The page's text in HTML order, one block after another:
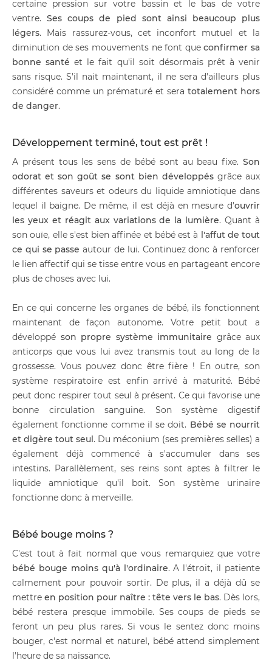
certaine pression sur votre bassin et le bas de votre
ventre.Ses coups de pied sont ainsi beaucoup plus
légers. Mais rassurez-vous, cet inconfort mutuel et la
diminution de ses mouvements ne font queconfirmer sa
bonne santéet le fait qu'il soit désormais prêt à venir
sans risque. S'il nait maintenant, il ne sera d'ailleurs plus
considéré comme un prématuré et sera totalement hors
de danger.
Développement terminé, tout est prêt !
A présent tous les sens de bébé sont au beau fixe. Son
odorat et son goût se sont bien développésgrâce aux
différentes saveurs et odeurs du liquide amniotique dans
lequel il baigne. De même, il est déjà en mesure d'ouvrir
les yeux et réagit aux variations de la lumière. Quant à
son ouïe, elle s'est bien affinée et bébé est à l'affut de tout
ce qui se passeautour de lui. Continuez donc à renforcer
le lien affectif qui se tisse entre vous en partageant encore
plus de choses avec lui.
En ce qui concerne les organes de bébé, ils fonctionnent
maintenant de façon autonome. Votre petit bout a
développé son propre système immunitaire grâce aux
anticorps que vous lui avez transmis tout au long de la
grossesse. Vous pouvez donc être fière ! En outre, son
système respiratoire est enfin arrivé à maturité. Bébé
peut donc respirer tout seul à présent. Ce qui favorise une
bonne circulation sanguine. Son système digestif
également fonctionne comme il se doit. Bébé se nourrit
et digère tout seul. Du méconium (ses premières selles) a
également déjà commencé à s'accumuler dans ses
intestins. Parallèlement, ses reins sont aptes à filtrer le
liquide amniotique qu'il boit. Son système urinaire
fonctionne donc à merveille.
Bébé bouge moins ?
C'est tout à fait normal que vous remarquiez que votre
bébé bouge moins qu'à l'ordinaire. A l'étroit, il patiente
calmement pour pouvoir sortir. De plus, il a déjà dû se
mettre en position pour naître : tête vers le bas. Dès lors,
bébé restera presque immobile. Ses coups de pieds se
feront un peu plus rares. Si vous le sentez donc moins
bouger, c'est normal et naturel, bébé attend simplement
l'heure de sa naissance.